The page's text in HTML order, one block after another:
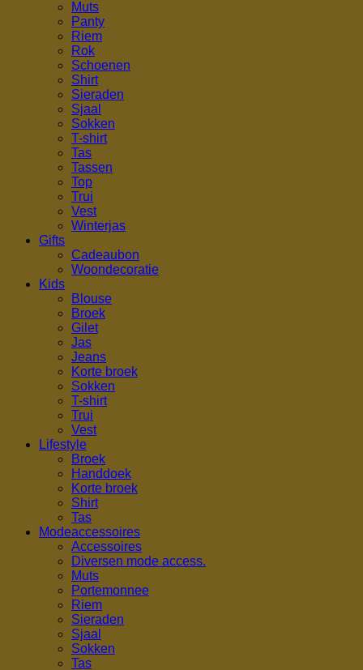
Muts
Panty
Riem
Rok
Schoenen
Shirt
Sieraden
Sjaal
Sokken
T-shirt
Tas
Tassen
Top
Trui
Vest
Winterjas
Gifts
Cadeaubon
Woondecoratie
Kids
Blouse
Broek
Gilet
Jas
Jeans
Korte broek
Sokken
T-shirt
Trui
Vest
Lifestyle
Broek
Handdoek
Korte broek
Shirt
Tas
Modeaccessoires
Accessoires
Diversen mode access.
Muts
Portemonnee
Riem
Sieraden
Sjaal
Sokken
Tas